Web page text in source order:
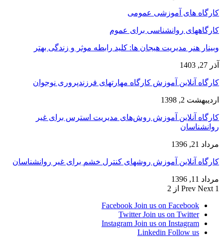
کارگاه های آموزشی عمومی
کارگاههای روانشناسی برای عموم
وبینار هنر مدیریت هیجان ها: کلید رابطه موثر و زندگی بهتر
آذر 27, 1403
کارگاه آنلاین آموزش کارگاه مهارتهای فرزندپروری نوجوان
اردیبهشت 2, 1398
کارگاه آنلاین آموزش روش‌های مدیریت استرس برای غیر
روانشناسان
مرداد 21, 1396
کارگاه آنلاین آموزش روشهای کنترل خشم برای غیر روانشناسان
مرداد 11, 1396
Prev Next 1 از 2
Facebook Join us on Facebook
Twitter Join us on Twitter
Instagram Join us on Instagram
Linkedin Follow us